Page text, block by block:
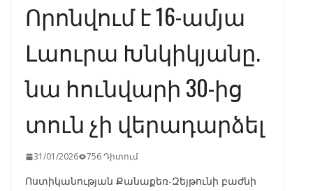
Որոնվում է 16-ամյա
Լաուրա Խնկիկյանը.
նա հունվարի 30-ից
տուն չի վերադարձել
31/01/2026 756 Դիտում
Ոստիկանության Քանաքեռ-Զեյթունի բաժնի